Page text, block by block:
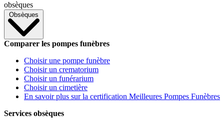
obsèques
Obsèques
Comparer les pompes funèbres
Choisir une pompe funèbre
Choisir un crematorium
Choisir un funérarium
Choisir un cimetière
En savoir plus sur la certification Meilleures Pompes Funèbres
Services obsèques